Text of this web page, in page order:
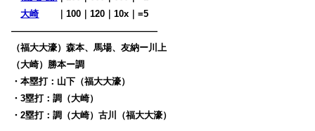
大崎・・
｜100｜120｜10x｜=5
————————————————
（福大大濠）森本、馬場、友納ー川上
（大崎）勝本ー調
・本塁打：山下（福大大濠）
・3塁打：調（大崎）
・2塁打：調（大崎）古川（福大大濠）